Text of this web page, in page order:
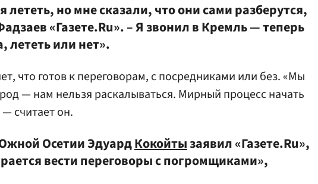
лететь, но мне сказали, что они сами разберутся,
«Газете.Ru». – Я звонил в Кремль — теперь
лететь или нет».
что готов к переговорам, с посредниками или без. «Мы
— нам нельзя раскалываться. Мирный процесс начать
считает он.
Осетии ЭдуардКокойтызаявил «Газете.Ru»,
вести переговоры с погромщиками»,